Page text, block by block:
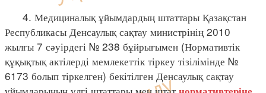
4. Медициналық ұйымдардың штаттары Қазақстан
Республикасы Денсаулық сақтау министрінің 2010
жылғы 7 сәуірдегі № 238 бұйрығымен (Нормативтік
құқықтық актілерді мемлекеттік тіркеу тізілімінде №
6173 болып тіркелген) бекітілген Денсаулық сақтау